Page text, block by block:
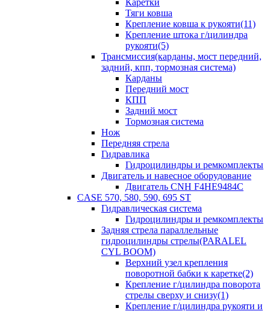
Каретки
Тяги ковша
Крепление ковша к рукояти(11)
Крепление штока г/цилиндра
рукояти(5)
Трансмиссия(карданы, мост передний,
задний, кпп, тормозная система)
Карданы
Передний мост
КПП
Задний мост
Тормозная система
Нож
Передняя стрела
Гидравлика
Гидроцилиндры и ремкомплекты
Двигатель и навесное оборудование
Двигатель CNH F4HE9484C
CASE 570, 580, 590, 695 ST
Гидравлическая система
Гидроцилиндры и ремкомплекты
Задняя стрела параллельные
гидроцилиндры стрелы(PARALEL
CYL BOOM)
Верхний узел крепления
поворотной бабки к каретке(2)
Крепление г/цилиндра поворота
стрелы сверху и снизу(1)
Крепление г/цилиндра рукояти и